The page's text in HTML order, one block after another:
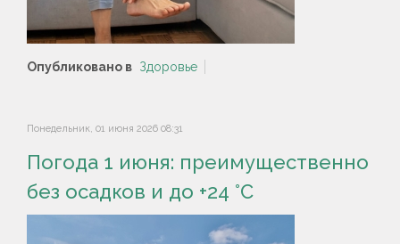
Опубликовано в Здоровье
Понедельник, 01 июня 2026 08:31
Погода 1 июня: преимущественно
без осадков и до +24 °С